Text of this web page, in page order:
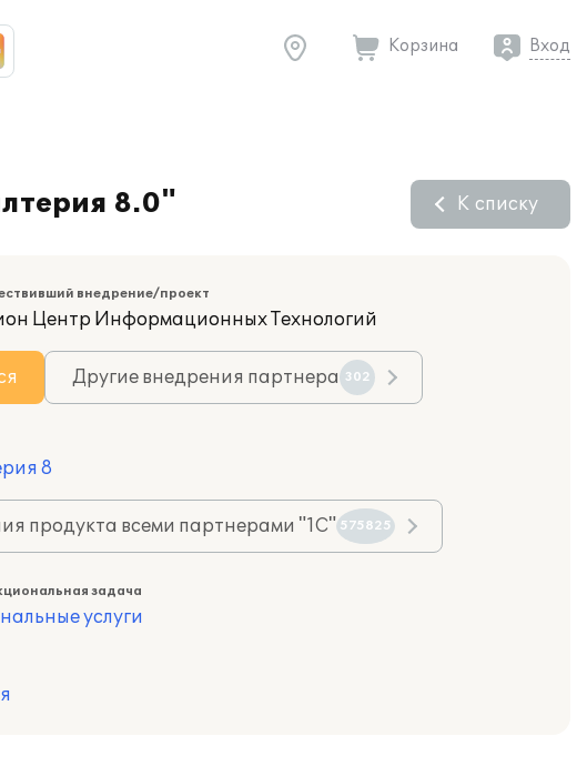
Корзина Вход
8.0" К списку
внедрение/проект
Центр Информационных Технологий
Другие внедрения партнера 302
8
продукта всеми партнерами "1С" 575825
задача
услуги